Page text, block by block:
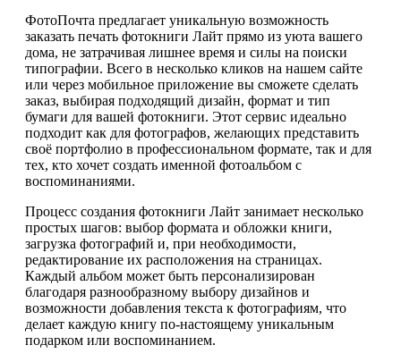
ФотоПочта предлагает уникальную возможность
заказать печать фотокниги Лайт прямо из уюта вашего
дома, не затрачивая лишнее время и силы на поиски
типографии. Всего в несколько кликов на нашем сайте
или через мобильное приложение вы сможете сделать
заказ, выбирая подходящий дизайн, формат и тип
бумаги для вашей фотокниги. Этот сервис идеально
подходит как для фотографов, желающих представить
своё портфолио в профессиональном формате, так и для
тех, кто хочет создать именной фотоальбом с
воспоминаниями.
Процесс создания фотокниги Лайт занимает несколько
простых шагов: выбор формата и обложки книги,
загрузка фотографий и, при необходимости,
редактирование их расположения на страницах.
Каждый альбом может быть персонализирован
благодаря разнообразному выбору дизайнов и
возможности добавления текста к фотографиям, что
делает каждую книгу по-настоящему уникальным
подарком или воспоминанием.